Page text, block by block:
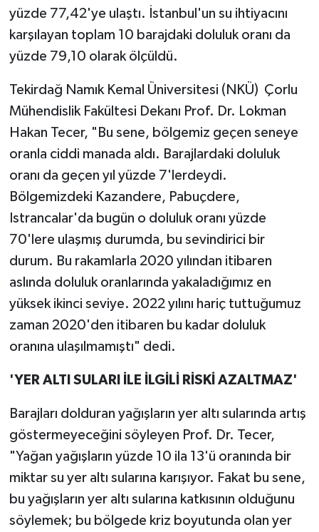
yüzde 77,42'ye ulaştı. İstanbul'un su ihtiyacını
karşılayan toplam 10 barajdaki doluluk oranı da
yüzde 79,10 olarak ölçüldü.
Tekirdağ Namık Kemal Üniversitesi (NKÜ) Çorlu
Mühendislik Fakültesi Dekanı Prof. Dr. Lokman
Hakan Tecer, "Bu sene, bölgemiz geçen seneye
oranla ciddi manada aldı. Barajlardaki doluluk
oranı da geçen yıl yüzde 7'lerdeydi.
Bölgemizdeki Kazandere, Pabuçdere,
Istrancalar'da bugün o doluluk oranı yüzde
70'lere ulaşmış durumda, bu sevindirici bir
durum. Bu rakamlarla 2020 yılından itibaren
aslında doluluk oranlarında yakaladığımız en
yüksek ikinci seviye. 2022 yılını hariç tuttuğumuz
zaman 2020'den itibaren bu kadar doluluk
oranına ulaşılmamıştı" dedi.
'YER ALTI SULARI İLE İLGİLİ RİSKİ AZALTMAZ'
Barajları dolduran yağışların yer altı sularında artış
göstermeyeceğini söyleyen Prof. Dr. Tecer,
"Yağan yağışların yüzde 10 ila 13'ü oranında bir
miktar su yer altı sularına karışıyor. Fakat bu sene,
bu yağışların yer altı sularına katkısının olduğunu
söylemek; bu bölgede kriz boyutunda olan yer